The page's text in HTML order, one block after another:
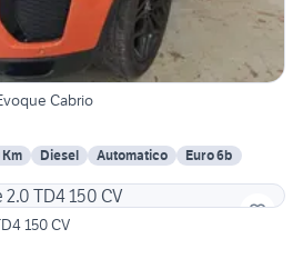
Cabrio
Diesel Automatico
Euro 6b
150 CV